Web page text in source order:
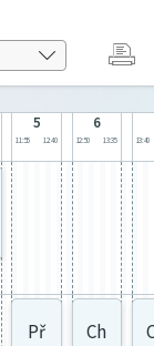
5
11:55 12:40
6
12:50 13:35 13:40
Př Ch